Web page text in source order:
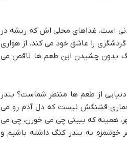
است. غذاهای محلی اش که ریشه در
گردشگری را عاشق خود می کند. از هواری
بدون چشیدن این طعم ها ناقص می
از طعم ها منتظر شماست؟ بندر
قشنگش نیست که دل آدم رو می
همینه که ببینی چی می خورن، چی می
خوشمزه به بندر کنگ داشته باشیم و